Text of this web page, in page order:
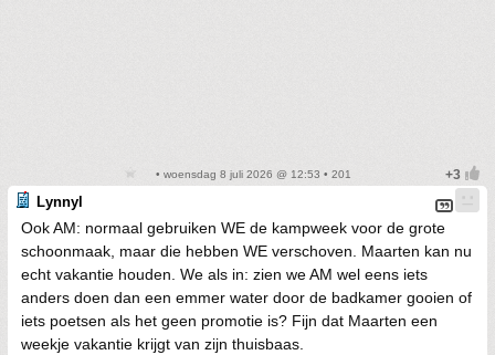
• woensdag 8 juli 2026 @ 12:53 • 201
Lynnyl
Ook AM: normaal gebruiken WE de kampweek voor de grote
schoonmaak, maar die hebben WE verschoven. Maarten kan nu
echt vakantie houden. We als in: zien we AM wel eens iets
anders doen dan een emmer water door de badkamer gooien of
iets poetsen als het geen promotie is? Fijn dat Maarten een
weekje vakantie krijgt van zijn thuisbaas.